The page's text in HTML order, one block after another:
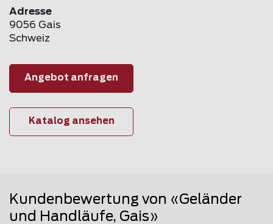
Adresse
9056 Gais
Schweiz
Angebot anfragen
Katalog ansehen
Kundenbewertung von «Geländer
und Handläufe, Gais»